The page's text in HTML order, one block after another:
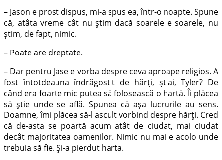
– Jason e prost dispus, mi-a spus ea, într-o noapte. Spune
că, atâta vreme cât nu ştim dacă soarele e soarele, nu
ştim, de fapt, nimic.
– Poate are dreptate.
– Dar pentru Jase e vorba despre ceva aproape religios. A
fost întotdeauna îndrăgostit de hărţi, ştiai, Tyler? De
când era foarte mic putea să folosească o hartă. Îi plăcea
să ştie unde se află. Spunea că aşa lucrurile au sens.
Doamne, îmi plăcea să-l ascult vorbind despre hărţi. Cred
că de-asta se poartă acum atât de ciudat, mai ciudat
decât majoritatea oamenilor. Nimic nu mai e acolo unde
trebuia să fie. Şi-a pierdut harta.